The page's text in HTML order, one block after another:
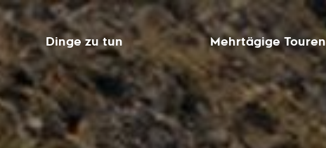
Dinge zu tun Mehrtägige Touren